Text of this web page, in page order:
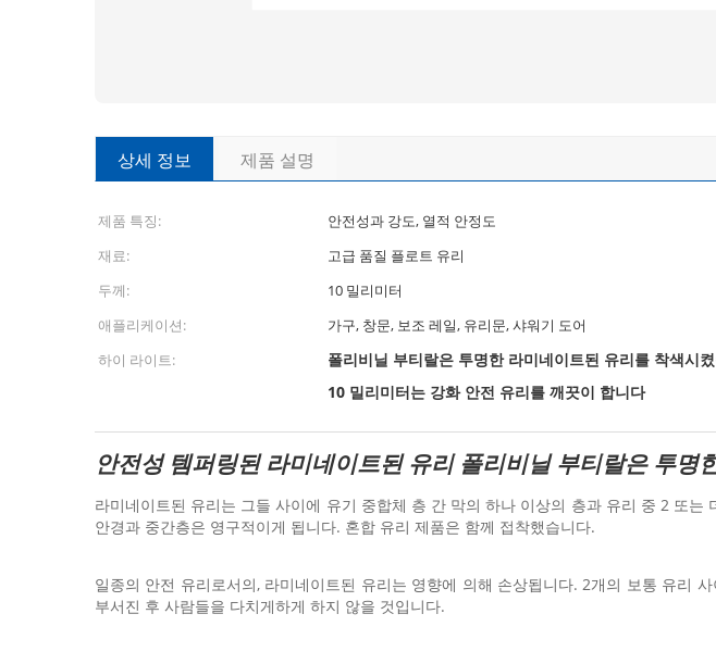
상세 정보 제품 설명
제품 특징: 안전성과 강도, 열적 안정도
재료:
고급 품질 플로트 유리
두께:
10 밀리미터
애플리케이션:
가구, 창문, 보조 레일, 유리문, 샤워기 도어
하이 라이트:
폴리비닐 부티랄은 투명한 라미네이트된 유리를 착색시
10 밀리미터는 강화 안전 유리를 깨끗이 합니다
안전성 템퍼링된 라미네이트된 유리 폴리비닐 부티랄은 투명
라미네이트된 유리는 그들 사이에 유기 중합체 층 간 막의 하나 이상의 층과 유리 중 2 또
안경과 중간층은 영구적이게 됩니다. 혼합 유리 제품은 함께 접착했습니다.
일종의 안전 유리로서의, 라미네이트된 유리는 영향에 의해 손상됩니다. 2개의 보통 유리
부서진 후 사람들을 다치게하게 하지 않을 것입니다.